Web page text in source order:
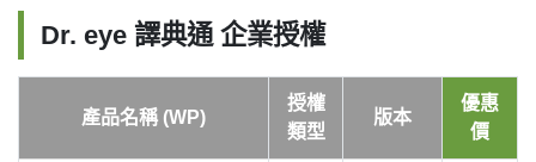
Dr. eye 譯典通 企業授權
產品名稱 (WP)
授權
類型
版本
優惠
價